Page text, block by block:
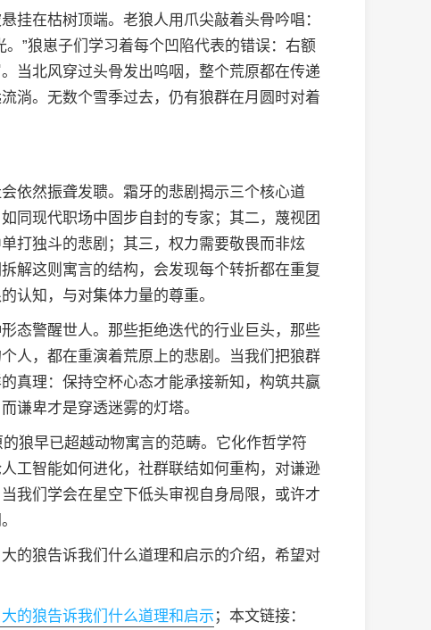
挂在枯树顶端。老狼人用爪尖敲着头骨吟唱：
”狼崽子们学习着每个凹陷代表的错误：右额
当北风穿过头骨发出呜咽，整个荒原都在传递
淌。无数个雪季过去，仍有狼群在月圆时对着
依然振聋发聩。霜牙的悲剧揭示三个核心道
同现代职场中固步自封的专家；其二，蔑视团
打独斗的悲剧；其三，权力需要敬畏而非炫
解这则寓言的结构，会发现每个转折都在重复
知，与对集体力量的尊重。
态警醒世人。那些拒绝迭代的行业巨头，那些
人，都在重演着荒原上的悲剧。当我们把狼群
真理：保持空杯心态才能承接新知，构筑共赢
谦卑才是穿透迷雾的灯塔。
狼早已超越动物寓言的范畴。它化作哲学符
工智能如何进化，社群联结如何重构，对谦逊
我们学会在星空下低头审视自身局限，或许才
的狼告诉我们什么道理和启示的介绍，希望对
的狼告诉我们什么道理和启示 ；本文链接：